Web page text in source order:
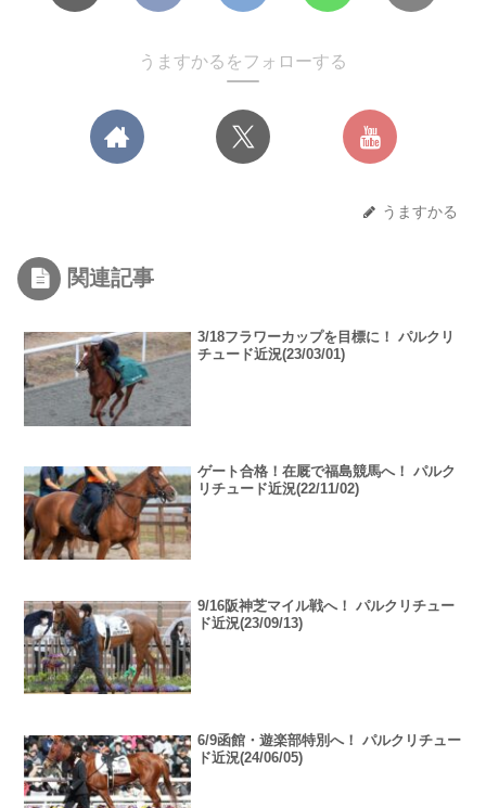
うますかるをフォローする
うますかる
関連記事
3/18フラワーカップを目標に！ パルクリ
チュード近況(23/03/01)
ゲート合格！在厩で福島競馬へ！ パルク
リチュード近況(22/11/02)
9/16阪神芝マイル戦へ！ パルクリチュー
ド近況(23/09/13)
6/9函館・遊楽部特別へ！ パルクリチュー
ド近況(24/06/05)